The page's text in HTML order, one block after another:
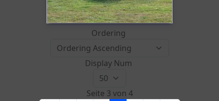
Ordering
Display Num
Seite 3 von 4